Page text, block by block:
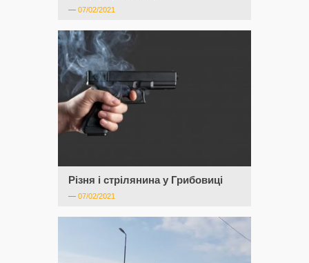
— 07/02/2021
Різня і стрілянина у Грибовиці
— 07/02/2021